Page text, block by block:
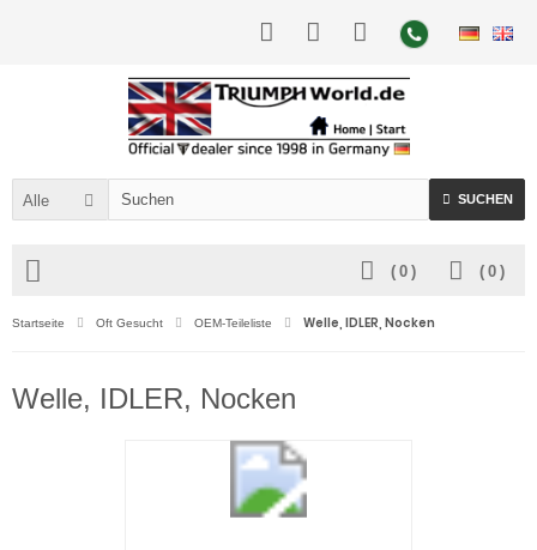
Alle SUCHEN
( 0 )
( 0 )
Startseite Oft Gesucht OEM-Teileliste Welle, IDLER, Nocken
Welle, IDLER, Nocken